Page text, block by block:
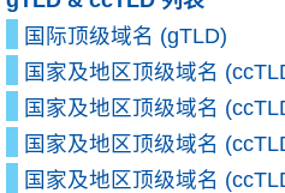
国际顶级域名 (gTLD)
国家及地区顶级域名
国家及地区顶级域名
国家及地区顶级域名
国家及地区顶级域名